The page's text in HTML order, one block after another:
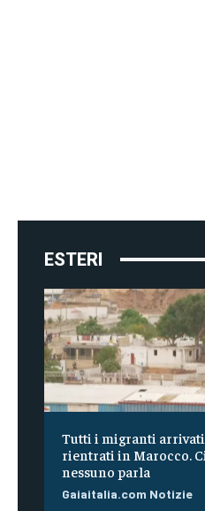
ESTERI
Tutti i migranti arrivati
rientrati in Marocco.
nessuno parla
Gaiaitalia.com Notizie